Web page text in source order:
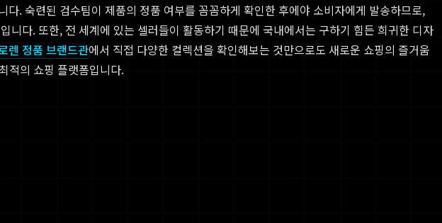
. 숙련된 검수팀이 제품의 정품 여부를 꼼꼼하게 확인한 후에야 소비자에게 발송하므로,
다. 또한, 전 세계에 있는 셀러들이 활동하기 때문에 국내에서는 구하기 힘든 희귀한 디자
렌 정품 브랜드관에서 직접 다양한 컬렉션을 확인해보는 것만으로도 새로운 쇼핑의 즐거움
적의 쇼핑 플랫폼입니다.